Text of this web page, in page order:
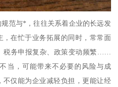
范与*，往往关系着企业的长远发
在忙于业务拓展的同时，常常面
税务申报复杂、政策变动频繁……
当，可能带来不必要的风险与成
仅能为企业减轻负担，更能让经